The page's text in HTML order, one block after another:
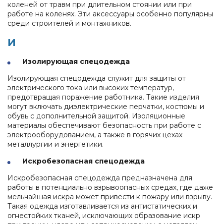
коленей от травм при длительном стоянии или при
работе на коленях. Эти аксессуары особенно популярны
среди строителей и монтажников.
И
Изолирующая спецодежда
Изолирующая спецодежда служит для защиты от
электрического тока или высоких температур,
предотвращая поражение работника. Такие изделия
могут включать диэлектрические перчатки, костюмы и
обувь с дополнительной защитой. Изоляционные
материалы обеспечивают безопасность при работе с
электрооборудованием, а также в горячих цехах
металлургии и энергетики.
Искробезопасная спецодежда
Искробезопасная спецодежда предназначена для
работы в потенциально взрывоопасных средах, где даже
мельчайшая искра может привести к пожару или взрыву.
Такая одежда изготавливается из антистатических и
огнестойких тканей, исключающих образование искр